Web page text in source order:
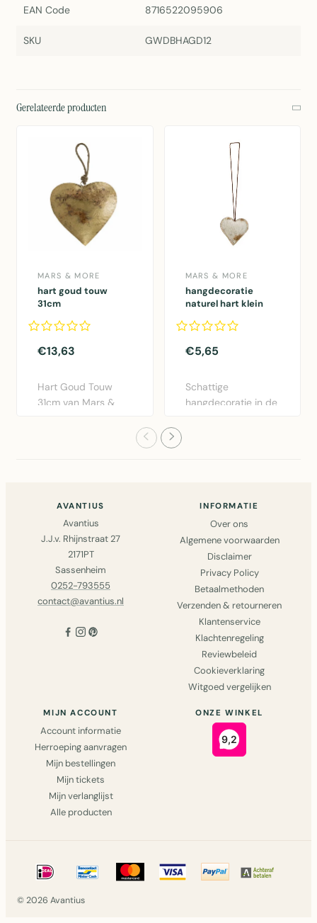
EAN Code 8716522095906
SKU GWDBHAGD12
Gerelateerde producten
MARS & MORE
hart goud touw
31cm
€13,63
Hart Goud Touw
31cm van Mars &
MARS & MORE
hangdecoratie
naturel hart klein
€5,65
Schattige
hangdecoratie in de
AVANTIUS
Avantius
J.J.v. Rhijnstraat 27
2171PT
Sassenheim
0252-793555
contact@avantius.nl
INFORMATIE
Over ons
Algemene voorwaarden
Disclaimer
Privacy Policy
Betaalmethoden
Verzenden & retourneren
Klantenservice
Klachtenregeling
Reviewbeleid
Cookieverklaring
Witgoed vergelijken
MIJN ACCOUNT
Account informatie
Herroeping aanvragen
Mijn bestellingen
Mijn tickets
Mijn verlanglijst
Alle producten
ONZE WINKEL
© 2026 Avantius